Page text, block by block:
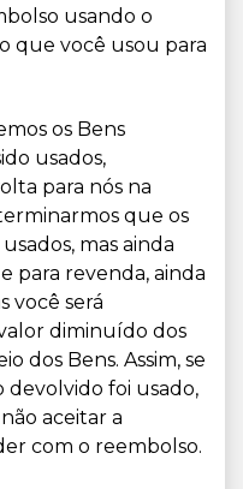
usando o
que você usou para
os Bens
usados,
para nós na
que os
mas ainda
para revenda, ainda
você será
diminuído dos
dos Bens. Assim, se
foi usado,
aceitar a
com o reembolso.